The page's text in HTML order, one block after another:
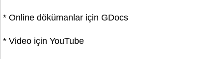
* Online dökümanlar için GDocs
* Video için YouTube